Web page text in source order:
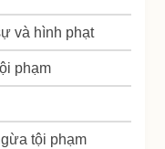
và hình phạt
phạm
tội phạm